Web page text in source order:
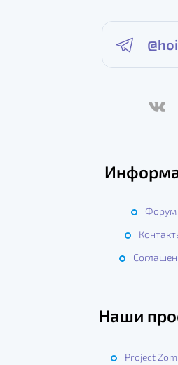
Форум
Наши
Project